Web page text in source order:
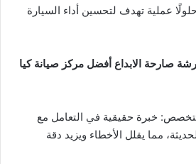
حلولًا عملية تهدف لتحسين أداء السيارة
صارحة الابداع أفضل مركز صيانة كيا
خبرة حقيقية في التعامل مع
مما يقلل الأخطاء ويزيد دقة